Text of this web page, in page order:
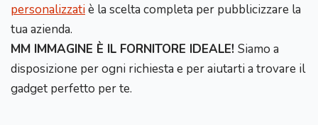
personalizzatiè la scelta completa per pubblicizzare la
tua azienda.
MM IMMAGINE È IL FORNITORE IDEALE! Siamo a
disposizione per ogni richiesta e per aiutarti a trovare il
gadget perfetto per te.